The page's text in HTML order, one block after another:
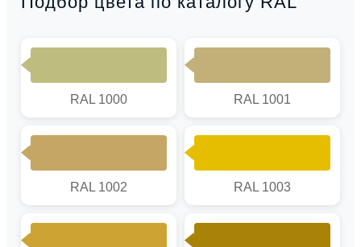
RAL 1000 RAL 1001
RAL 1002 RAL 1003